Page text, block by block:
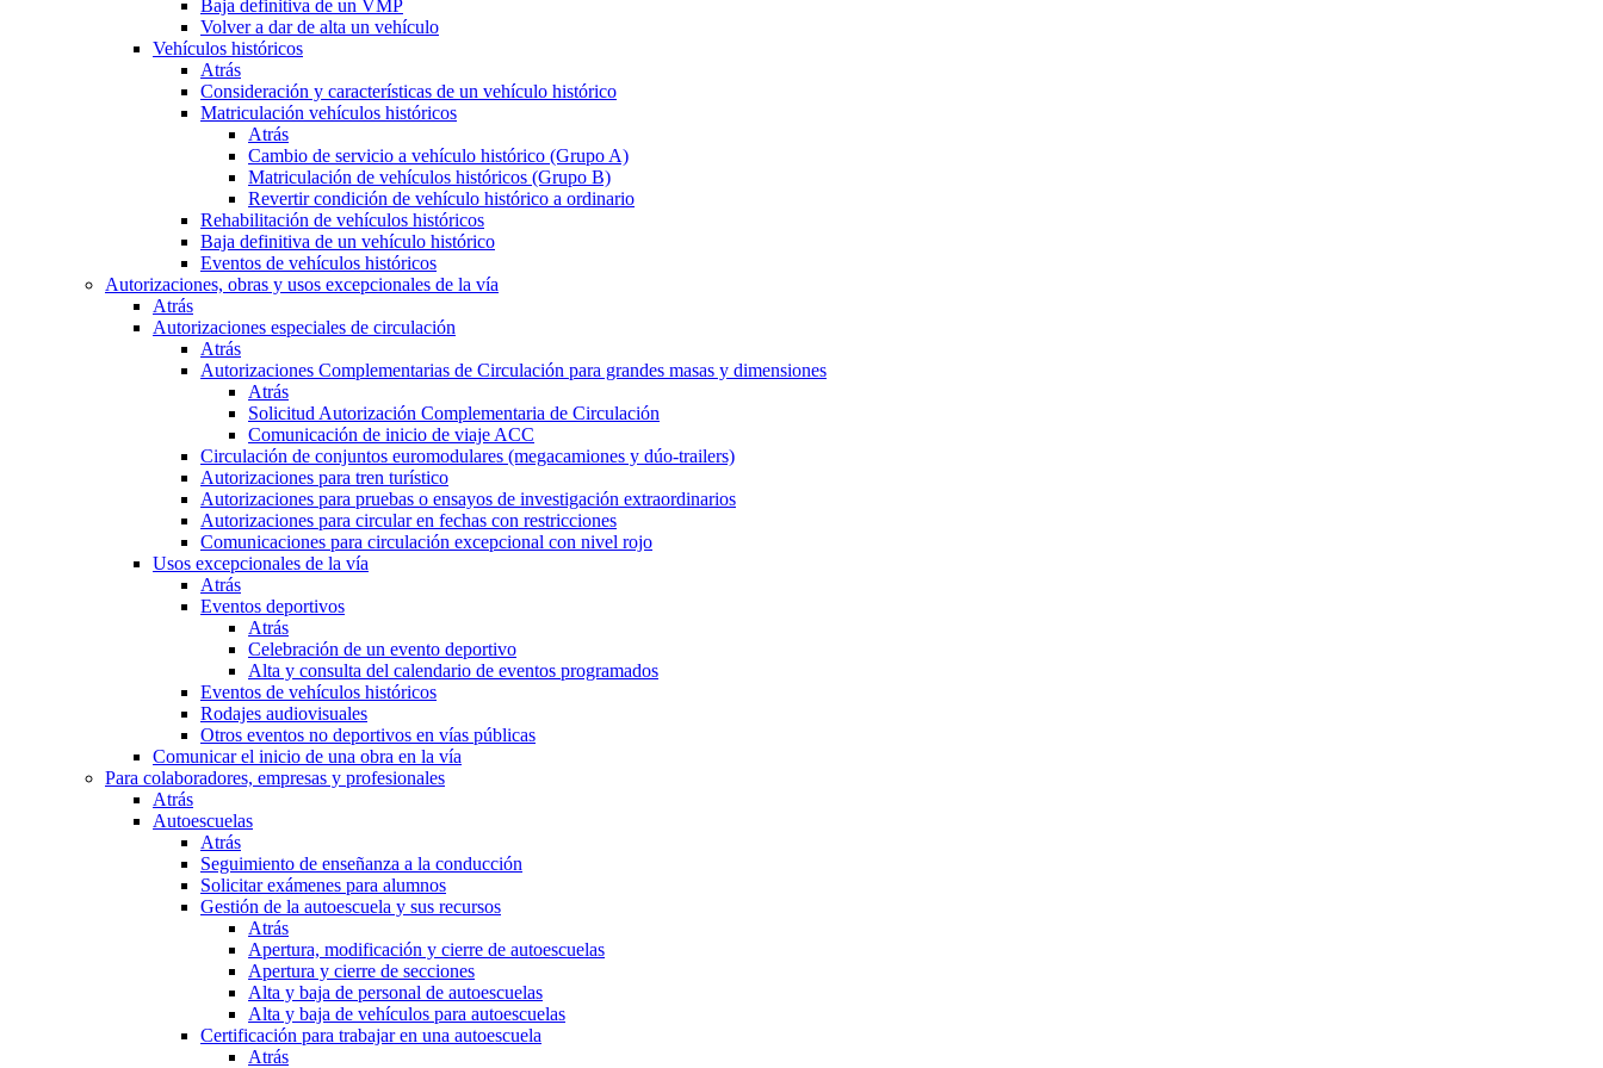
Baja definitiva de un VMP
Volver a dar de alta un vehículo
Vehículos históricos
Atrás
Consideración y características de un vehículo histórico
Matriculación vehículos históricos
Atrás
Cambio de servicio a vehículo histórico (Grupo A)
Matriculación de vehículos históricos (Grupo B)
Revertir condición de vehículo histórico a ordinario
Rehabilitación de vehículos históricos
Baja definitiva de un vehículo histórico
Eventos de vehículos históricos
Autorizaciones, obras y usos excepcionales de la vía
Atrás
Autorizaciones especiales de circulación
Atrás
Autorizaciones Complementarias de Circulación para grandes masas y dimensiones
Atrás
Solicitud Autorización Complementaria de Circulación
Comunicación de inicio de viaje ACC
Circulación de conjuntos euromodulares (megacamiones y dúo-trailers)
Autorizaciones para tren turístico
Autorizaciones para pruebas o ensayos de investigación extraordinarios
Autorizaciones para circular en fechas con restricciones
Comunicaciones para circulación excepcional con nivel rojo
Usos excepcionales de la vía
Atrás
Eventos deportivos
Atrás
Celebración de un evento deportivo
Alta y consulta del calendario de eventos programados
Eventos de vehículos históricos
Rodajes audiovisuales
Otros eventos no deportivos en vías públicas
Comunicar el inicio de una obra en la vía
Para colaboradores, empresas y profesionales
Atrás
Autoescuelas
Atrás
Seguimiento de enseñanza a la conducción
Solicitar exámenes para alumnos
Gestión de la autoescuela y sus recursos
Atrás
Apertura, modificación y cierre de autoescuelas
Apertura y cierre de secciones
Alta y baja de personal de autoescuelas
Alta y baja de vehículos para autoescuelas
Certificación para trabajar en una autoescuela
Atrás